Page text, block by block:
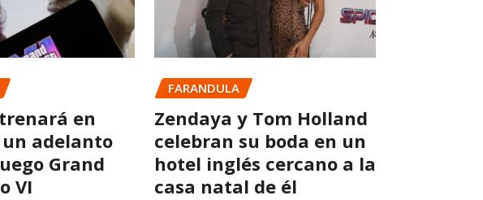
en
adelanto
Grand
VI
FARANDULA
Zendaya y Tom Holland
celebran su boda en un
hotel inglés cercano a la
casa natal de él